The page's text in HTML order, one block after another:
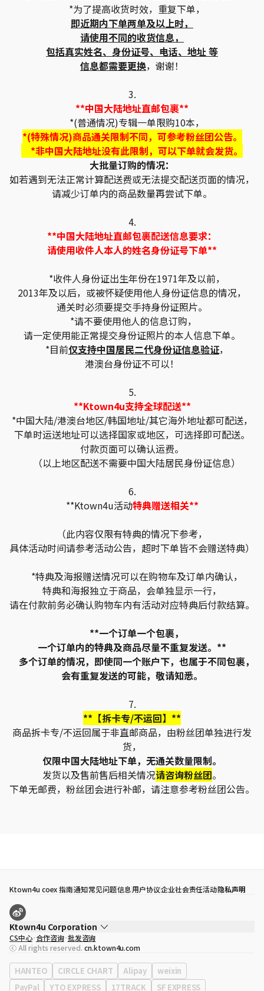
*为了提高收货时效，重复下单，
即近期内下单两单及以上时，
请使用不同的收货信息，
包括真实姓名、身份证号、电话、地址 等
信息都需要更换，谢谢！
3.
**中国大陆地址直邮包裹**
*(普通情况)专辑一单限购10本，
*(特殊情况)商品通关限制不同，可参考粉丝团公告。
*非中国大陆地址没有此限制，可以下单就会发货。
大批量订购的情况：
如若遇到无法正常计算配送费或无法提交配送页面的情况，
请减少订单内的商品数量再尝试下单。
4.
**中国大陆地址直邮包裹配送信息要求：
请使用收件人本人的姓名身份证号下单**
*收件人身份证出生年份在1971年及以前，
2013年及以后，或被怀疑使用他人身份证信息的情况，
通关时必须要提交手持身份证照片。
*请不要使用他人的信息订购，
请一定使用能正常提交身份证照片的本人信息下单。
*目前仅支持中国居民二代身份证信息验证，
港澳台身份证不可以！
5.
**Ktown4u支持全球配送**
*中国大陆/港澳台地区/韩国地址/其它海外地址都可配送，
下单时运送地址可以选择国家或地区，可选择即可配送。
付款页面可以确认运费。
（以上地区配送不需要中国大陆居民身份证信息）
6.
**Ktown4u活动特典赠送相关**
（此内容仅限有特典的情况下参考，
具体活动时间请参考活动公告，超时下单皆不会赠送特典）
*特典及海报赠送情况可以在购物车及订单内确认，
特典和海报独立于商品，会单独显示一行，
请在付款前务必确认购物车内有活动对应特典后付款结算。
**一个订单一个包裹，
一个订单内的特典及商品尽量不重复发送。**
多个订单的情况，即使同一个账户下，也属于不同包裹，
会有重复发送的可能，敬请知悉。
7.
**【拆卡专/不运回】**
商品拆卡专/不运回属于非直邮商品，由粉丝团单独进行发
货，
仅限中国大陆地址下单，无通关数量限制。
发货以及售前售后相关情况请咨询粉丝团。
下单无邮费，粉丝团会进行补邮，请注意参考粉丝团公告。
Ktown4u coex 指南通知常见问题信息用户协议企业社会责任活动隐私声明
Ktown4u Corporation
代表
宋効珉
营业执照 120-87-71116
公司地址 首尔特别市 江南区 岭东大路 513号 3楼 （三成洞， coex)
CS中心 合作咨询 批发咨询
ⓒ All rights reserved. cn.ktown4u.com
HANTEO CIRCLE CHART Alipay
weixin
PayPal
YTO EXPRESS 17TRACK SF EXPRESS